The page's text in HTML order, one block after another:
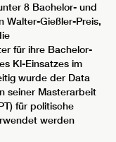
8 Bachelor- und
Walter-Gießler-Preis,
für ihre Bachelor-
Kl-Einsatzes im
wurde der Data
seiner Masterarbeit
für politische
werden